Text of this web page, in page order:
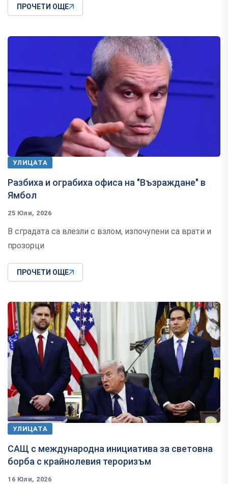
ПРОЧЕТИ ОЩЕ
УЛИЦАТА
Разбиха и ограбиха офиса на "Възраждане" в
Ямбол
25 Юли, 2026
В сградата са влезли с взлом, изпочупени са врати и
прозорци
ПРОЧЕТИ ОЩЕ
УЛИЦАТА
САЩ с международна инициатива за световна
борба с крайнолевия тероризъм
16 Юли, 2026